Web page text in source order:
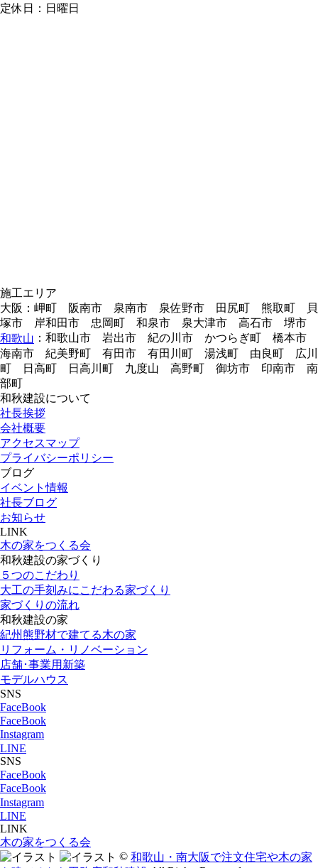
定休日：日曜日
施工エリア
大阪：岬町 阪南市 泉南市 泉佐野市 田尻町 熊取町 貝
塚市 岸和田市 忠岡町 和泉市 泉大津市 高石市 堺市
和歌山 ：和歌山市 岩出市 紀の川市 かつらぎ町 橋本市
海南市 紀美野町 有田市 有田川町 湯浅町 由良町 広川
町 日高町 日高川町 九度山 高野町 御坊市 印南市 南
部町
和秋建設について
社長挨拶
会社概要
アクセスマップ
プライバシーポリシー
ブログ
イベント情報
社長ブログ
お知らせ
LINK
木の家をつくる会
和秋建設の家づくり
５つのこだわり
大工の手刻みにこだわる家づくり
家づくりの流れ
和秋建設の家
紀州熊野材で建てる木の家
リフォーム・リノベーション
店舗･事業用新築
モデルハウス
SNS
FaceBook
FaceBook
Instagram
LINE
SNS
FaceBook
FaceBook
Instagram
LINE
LINK
木の家をつくる会
© 和歌山・南大阪で注文住宅や木の家